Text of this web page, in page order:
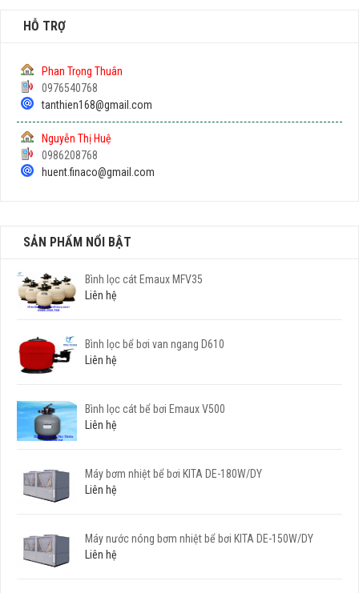
HỖ TRỢ
Phan Trọng Thuân
0976540768
tanthien168@gmail.com
Nguyễn Thị Huệ
0986208768
huent.finaco@gmail.com
SẢN PHẨM NỔI BẬT
Bình lọc cát Emaux MFV35
Liên hệ
Bình lọc bể bơi van ngang D610
Liên hệ
Bình lọc cát bể bơi Emaux V500
Liên hệ
Máy bơm nhiệt bể bơi KITA DE-180W/DY
Liên hệ
Máy nước nóng bơm nhiệt bể bơi KITA DE-150W/DY
Liên hệ